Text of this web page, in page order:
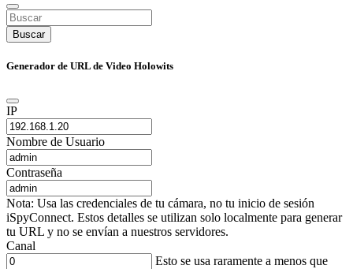
Buscar
Generador de URL de Video Holowits
IP
Nombre de Usuario
Contraseña
Nota: Usa las credenciales de tu cámara, no tu inicio de sesión
iSpyConnect. Estos detalles se utilizan solo localmente para generar
tu URL y no se envían a nuestros servidores.
Canal
Esto se usa raramente a menos que